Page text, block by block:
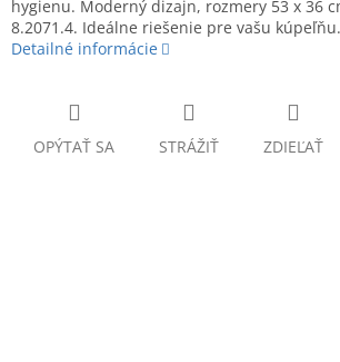
hygienu. Moderný dizajn, rozmery 53 x 36
8.2071.4. Ideálne riešenie pre vašu kúpeľňu.
Detailné informácie
OPÝTAŤ SA STRÁŽIŤ ZDIEĽAŤ